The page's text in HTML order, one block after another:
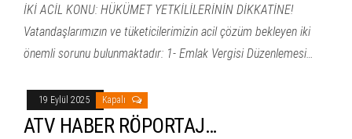
İKİ ACİL KONU: HÜKÜMET YETKİLİLERİNİN DİKKATİNE!
Vatandaşlarımızın ve tüketicilerimizin acil çözüm bekleyen iki
önemli sorunu bulunmaktadır: 1- Emlak Vergisi Düzenlemesi…
19 Eylül 2025 Kapalı
ATV HABER RÖPORTAJ…